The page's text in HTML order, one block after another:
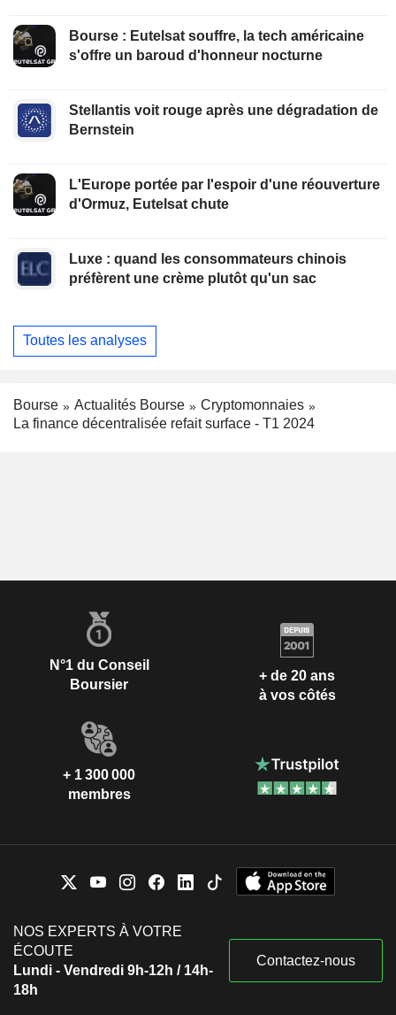
Bourse : Eutelsat souffre, la tech américaine
s'offre un baroud d'honneur nocturne
Stellantis voit rouge après une dégradation de
Bernstein
L'Europe portée par l'espoir d'une réouverture
d'Ormuz, Eutelsat chute
Luxe : quand les consommateurs chinois
préfèrent une crème plutôt qu'un sac
Toutes les analyses
Bourse Actualités Bourse
Cryptomonnaies
La finance décentralisée refait surface - T1 2024
N°1 du Conseil
Boursier
+ de 20 ans
à vos côtés
+ 1 300 000
membres
NOS EXPERTS À VOTRE
ÉCOUTE
Lundi - Vendredi 9h-12h / 14h-
18h
Contactez-nous